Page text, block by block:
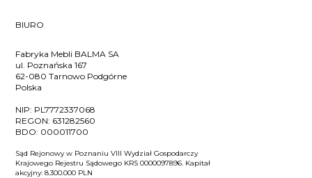
BIURO
Fabryka Mebli BALMA SA
ul. Poznańska 167
62-080 Tarnowo Podgórne
Polska
NIP: PL7772337068
REGON: 631282560
BDO: 000011700
Sąd Rejonowy w Poznaniu VIII Wydział Gospodarczy
Krajowego Rejestru Sądowego KRS 0000097896. Kapitał
akcyjny: 8.300.000 PLN